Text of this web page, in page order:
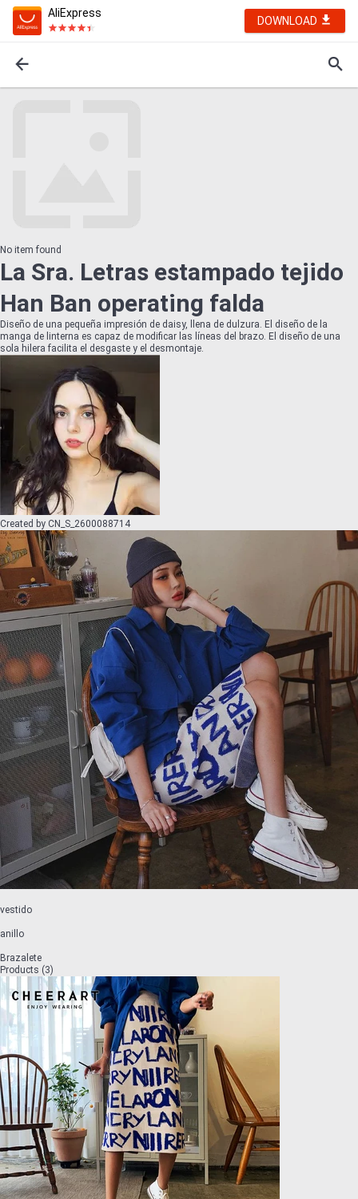
AliExpress
DOWNLOAD
No item found
La Sra. Letras estampado tejido
Han Ban operating falda
Diseño de una pequeña impresión de daisy, llena de dulzura. El diseño de la
manga de linterna es capaz de modificar las líneas del brazo. El diseño de una
sola hilera facilita el desgaste y el desmontaje.
Created by CN_S_2600088714
vestido
anillo
Brazalete
Products (3)